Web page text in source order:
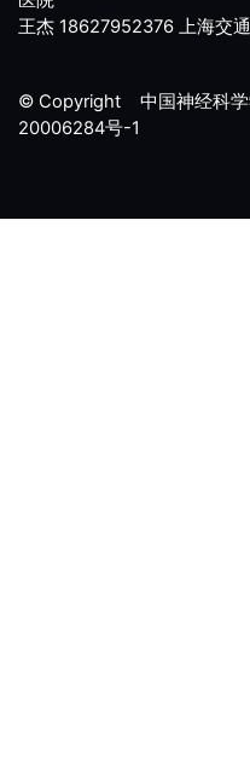
王杰 18627952376 上海交
© Copyright 中国神经科
20006284号-1